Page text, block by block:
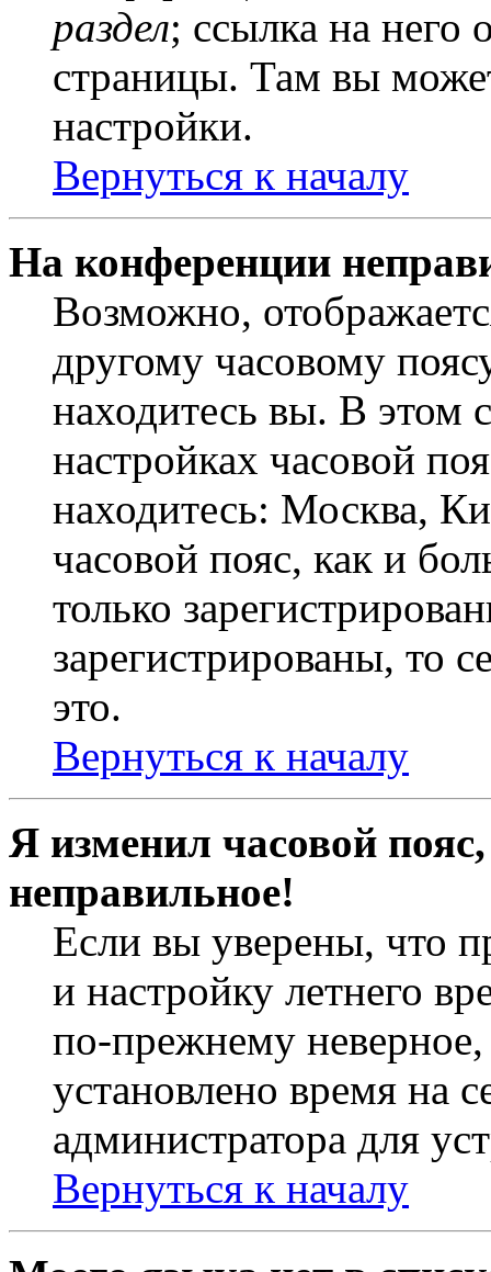
раздел; ссылка на него
страницы. Там вы
настройки.
Вернуться к началу
На конференции
Возможно,
другому часовому
находитесь вы. В этом
настройках часовой
находитесь: Москва,
часовой пояс, как и
только
зарегистрированы, то
это.
Вернуться к началу
Я изменил часовой
неправильное!
Если вы уверены, что
и настройку летнего
по-прежнему неверное,
установлено время на
администратора для
Вернуться к началу